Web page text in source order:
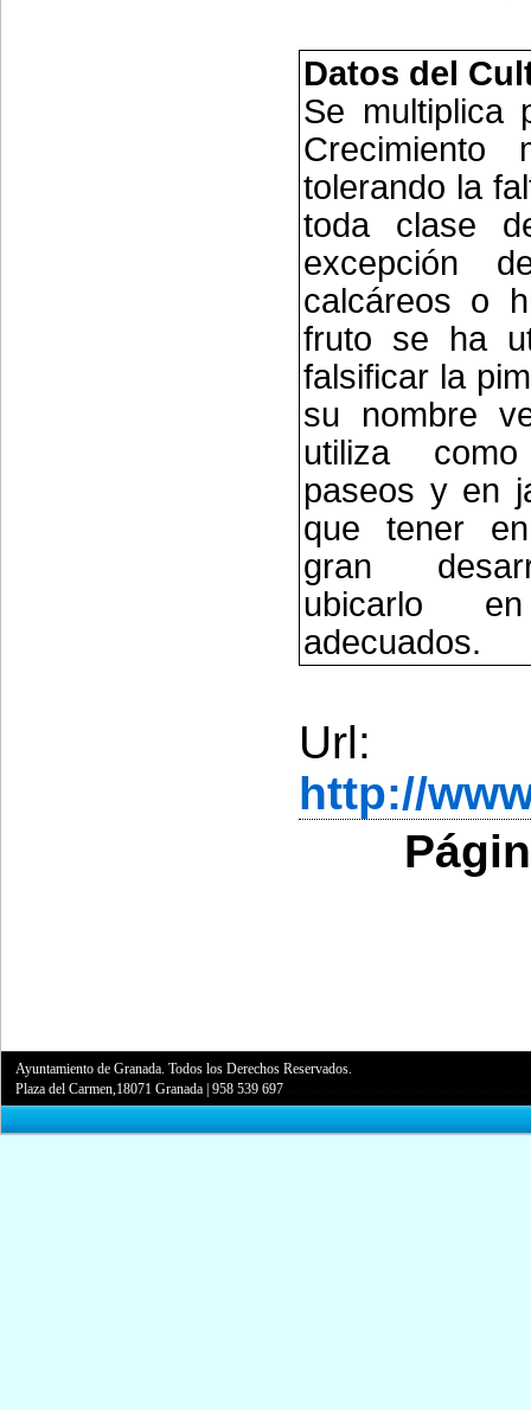
Datos del
Se multiplica
Crecimiento
tolerando la
toda clase
excepción
calcáreos o
fruto se ha
falsificar la
su nombre
utiliza
paseos y en
que tener
gran
ubicarlo
adecuados.
Url:
http://
Ayuntamiento de Granada. Todos los Derechos Reservados.
Plaza del Carmen,18071 Granada |958 539 697